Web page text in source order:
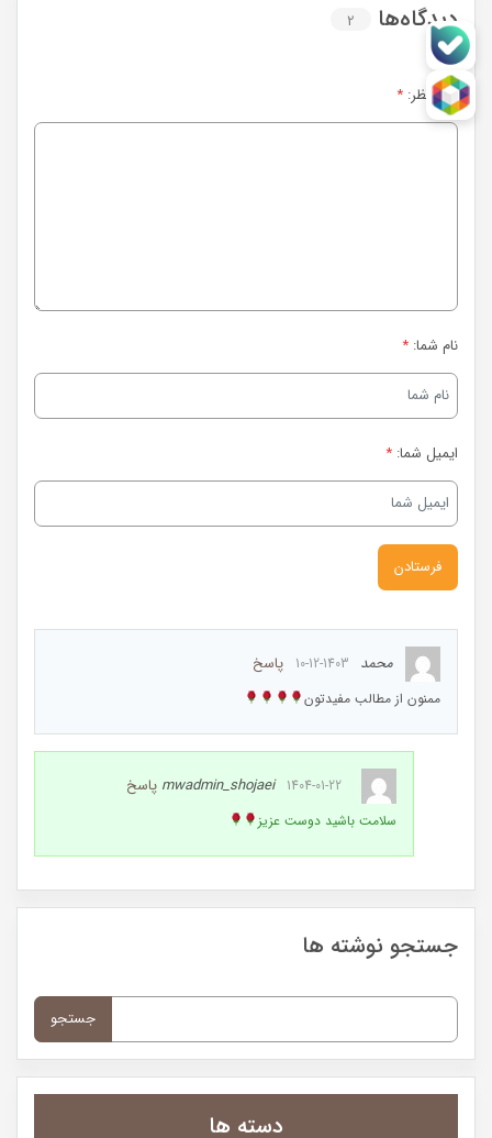
دیدگاه‌ها 2
متن نظر: *
نام شما: *
ایمیل شما: *
محمد 1403-12-10 پاسخ
ممنون از مطالب مفیدتون
mwadmin_shojaei 1404-01-22 پاسخ
سلامت باشید دوست عزیز
جستجو نوشته ها
برای:
دسته ها